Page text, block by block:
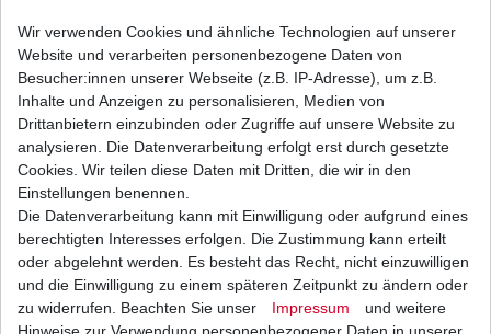
Kupplung Suzuki GS 500 GM51 BK 1989-2008
UVP 66,09 € 53,53 € *
1 Satz
Luftfilter Hiflo HFA3503 HFA 3503 ersetzt
HFA3501 HFA 3501
Wir verwenden Cookies und ähnliche Technologien auf unserer
Website und verarbeiten personenbezogene Daten von
Besucher:innen unserer Webseite (z.B. IP-Adresse), um z.B.
Inhalte und Anzeigen zu personalisieren, Medien von
Drittanbietern einzubinden oder Zugriffe auf unsere Website zu
analysieren. Die Datenverarbeitung erfolgt erst durch gesetzte
Cookies. Wir teilen diese Daten mit Dritten, die wir in den
Einstellungen benennen.
Die Datenverarbeitung kann mit Einwilligung oder aufgrund eines
berechtigten Interesses erfolgen. Die Zustimmung kann erteilt
oder abgelehnt werden. Es besteht das Recht, nicht einzuwilligen
und die Einwilligung zu einem späteren Zeitpunkt zu ändern oder
zu widerrufen. Beachten Sie unser
Impressum
und weitere
Hinweise zur Verwendung personenbezogener Daten in unserer